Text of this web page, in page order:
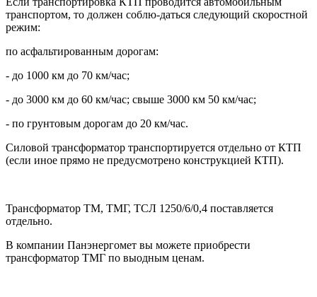
транспортом, то должен соблю-даться следующий скоростной
режим:
по асфальтированным дорогам:
- до 1000 км до 70 км/час;
- до 3000 км до 60 км/час; свыше 3000 км 50 км/час;
- по грунтовым дорогам до 20 км/час.
Силовой трансформатор транспортируется отдельно от КТП
(если иное прямо не предусмотрено конструкцией КТП).
Трансформатор ТМ, ТМГ, ТСЛ 1250/6/0,4 поставляется
отдельно.
В компании Панэнергомет вы можете приобрести
трансформатор ТМГ по выодным ценам.